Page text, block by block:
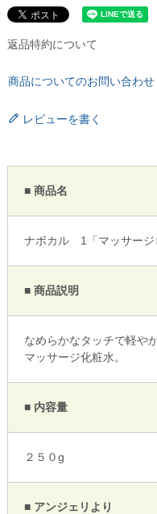
返品特約について
商品についてのお問い合わせ
レビューを書く
■ 商品名
ナボカル 1「マッサージ
■ 商品説明
なめらかなタッチで軽や
マッサージ化粧水。
■ 内容量
２５０g
■ アンジェリより